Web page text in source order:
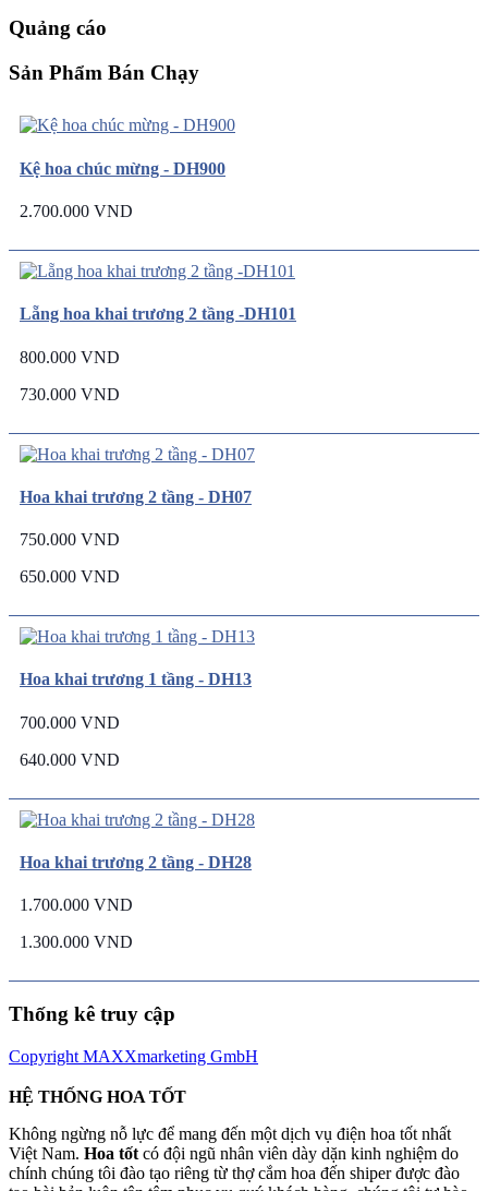
Quảng cáo
Sản Phẩm Bán Chạy
Kệ hoa chúc mừng - DH900
2.700.000 VND
Lẵng hoa khai trương 2 tầng -DH101
800.000 VND
730.000 VND
Hoa khai trương 2 tầng - DH07
750.000 VND
650.000 VND
Hoa khai trương 1 tầng - DH13
700.000 VND
640.000 VND
Hoa khai trương 2 tầng - DH28
1.700.000 VND
1.300.000 VND
Thống kê truy cập
Copyright MAXXmarketing GmbH
HỆ THỐNG HOA TỐT
Không ngừng nỗ lực để mang đến một dịch vụ điện hoa tốt nhất
Việt Nam. Hoa tốt có đội ngũ nhân viên dày dặn kinh nghiệm do
chính chúng tôi đào tạo riêng từ thợ cắm hoa đến shiper được đào